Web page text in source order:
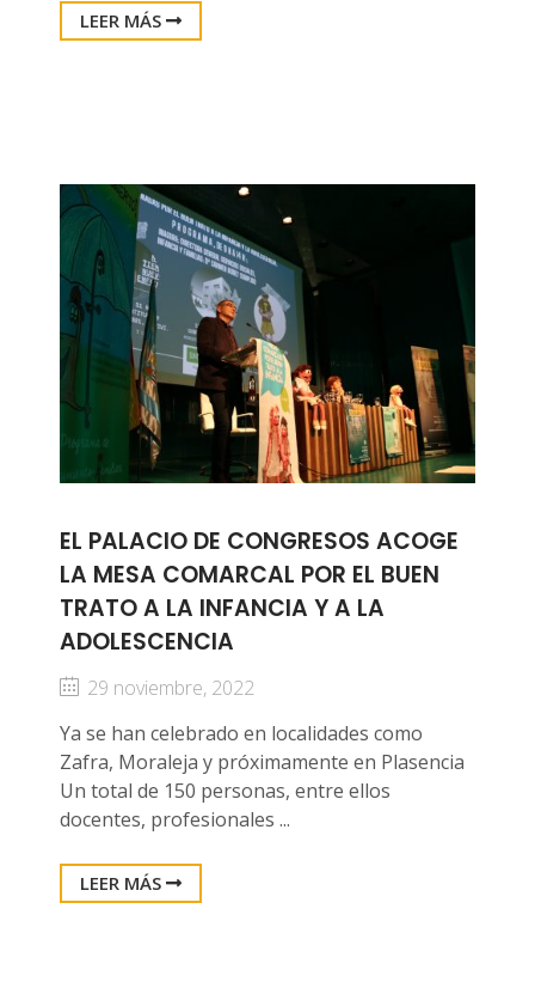
LEER MÁS
EL PALACIO DE CONGRESOS ACOGE
LA MESA COMARCAL POR EL BUEN
TRATO A LA INFANCIA Y A LA
ADOLESCENCIA
29 noviembre, 2022
Ya se han celebrado en localidades como
Zafra, Moraleja y próximamente en Plasencia
Un total de 150 personas, entre ellos
docentes, profesionales ...
LEER MÁS